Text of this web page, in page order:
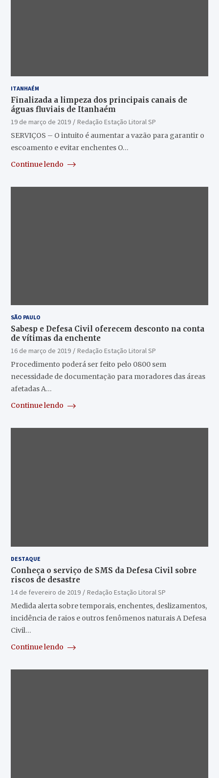
ITANHAÉM
Finalizada a limpeza dos principais canais de
águas fluviais de Itanhaém
19 de março de 2019
Redação Estação Litoral SP
SERVIÇOS – O intuito é aumentar a vazão para garantir o
escoamento e evitar enchentes O…
Continue lendo
SÃO PAULO
Sabesp e Defesa Civil oferecem desconto na conta
de vítimas da enchente
16 de março de 2019
Redação Estação Litoral SP
Procedimento poderá ser feito pelo 0800 sem
necessidade de documentação para moradores das áreas
afetadas A…
Continue lendo
DESTAQUE
Conheça o serviço de SMS da Defesa Civil sobre
riscos de desastre
14 de fevereiro de 2019
Redação Estação Litoral SP
Medida alerta sobre temporais, enchentes, deslizamentos,
incidência de raios e outros fenômenos naturais A Defesa
Civil…
Continue lendo